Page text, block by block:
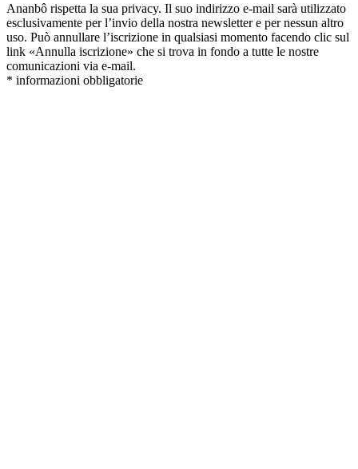
Ananbô rispetta la sua privacy. Il suo indirizzo e-mail sarà utilizzato
esclusivamente per l’invio della nostra newsletter e per nessun altro
uso. Può annullare l’iscrizione in qualsiasi momento facendo clic sul
link «Annulla iscrizione» che si trova in fondo a tutte le nostre
comunicazioni via e-mail.
* informazioni obbligatorie